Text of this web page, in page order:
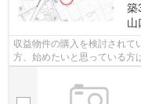
築
山
収益物件の購入を検討されて
方、始めたいと思っている方
おり、お求めやすい価格です